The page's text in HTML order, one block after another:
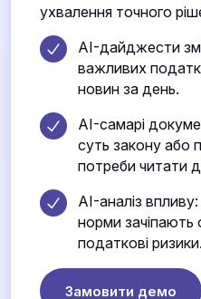
ухвалення точного
AI-дайджести
важливих
новин за день.
AI-самарі
суть закону або
потреби читати
AI-аналіз
норми зачіпають
податкові ризики.
Замовити демо